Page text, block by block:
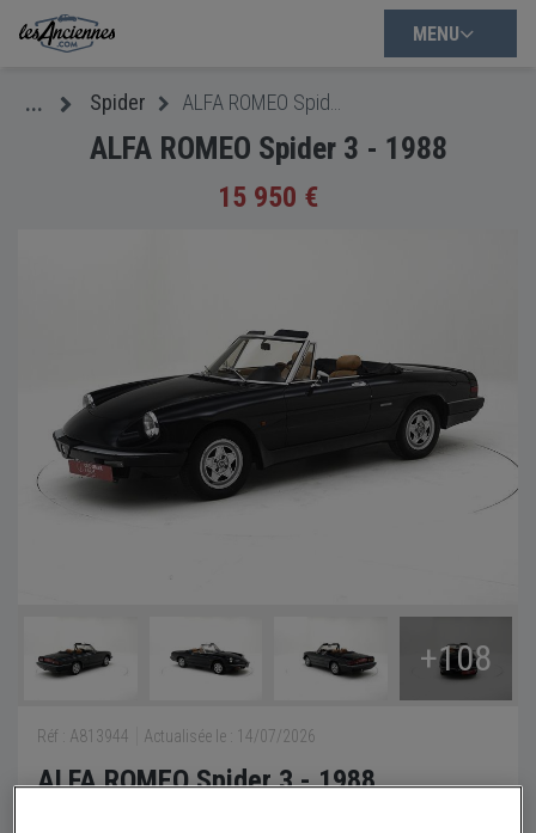
MENU
... Spider
ALFA ROMEO Spider 3 - 1988
15 950 €
+108
Réf : A813944 Actualisée le : 14/07/2026
ALFA ROMEO Spider 3 - 1988